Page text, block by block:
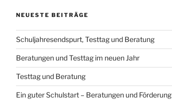
NEUESTE BEITRÄGE
Schuljahresendspurt, Testtag und Beratung
Beratungen und Testtag im neuen Jahr
Testtag und Beratung
Ein guter Schulstart – Beratungen und Förderung